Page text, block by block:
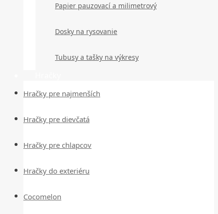
Papier pauzovací a milimetrový
Dosky na rysovanie
Tubusy a tašky na výkresy
Hračky pre najmenších
Hračky pre dievčatá
Hračky pre chlapcov
Hračky do exteriéru
Cocomelon